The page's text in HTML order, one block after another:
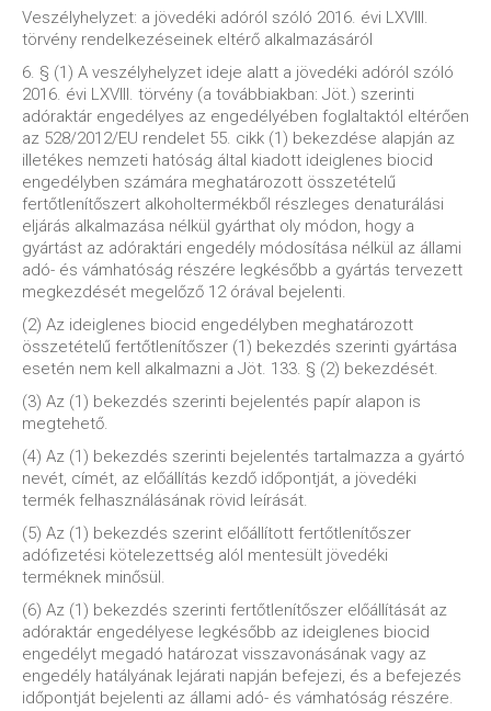
Veszélyhelyzet: a jövedéki adóról szóló 2016. évi LXVIII.
törvény rendelkezéseinek eltérő alkalmazásáról
6. § (1) A veszélyhelyzet ideje alatt a jövedéki adóról szóló
2016. évi LXVIII. törvény (a továbbiakban: Jöt.) szerinti
adóraktár engedélyes az engedélyében foglaltaktól eltérően
az 528/2012/EU rendelet 55. cikk (1) bekezdése alapján az
illetékes nemzeti hatóság által kiadott ideiglenes biocid
engedélyben számára meghatározott összetételű
fertőtlenítőszert alkoholtermékből részleges denaturálási
eljárás alkalmazása nélkül gyárthat oly módon, hogy a
gyártást az adóraktári engedély módosítása nélkül az állami
adó- és vámhatóság részére legkésőbb a gyártás tervezett
megkezdését megelőző 12 órával bejelenti.
(2) Az ideiglenes biocid engedélyben meghatározott
összetételű fertőtlenítőszer (1) bekezdés szerinti gyártása
esetén nem kell alkalmazni a Jöt. 133. § (2) bekezdését.
(3) Az (1) bekezdés szerinti bejelentés papír alapon is
megtehető.
(4) Az (1) bekezdés szerinti bejelentés tartalmazza a gyártó
nevét, címét, az előállítás kezdő időpontját, a jövedéki
termék felhasználásának rövid leírását.
(5) Az (1) bekezdés szerint előállított fertőtlenítőszer
adófizetési kötelezettség alól mentesült jövedéki
terméknek minősül.
(6) Az (1) bekezdés szerinti fertőtlenítőszer előállítását az
adóraktár engedélyese legkésőbb az ideiglenes biocid
engedélyt megadó határozat visszavonásának vagy az
engedély hatályának lejárati napján befejezi, és a befejezés
időpontját bejelenti az állami adó- és vámhatóság részére.